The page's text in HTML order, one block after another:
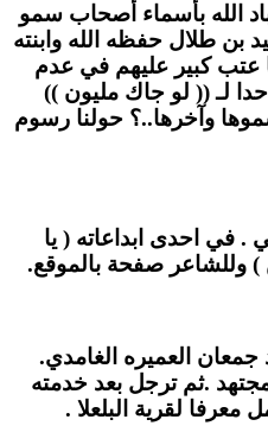
الله بأسماء أصحاب سمو
بن طلال حفظه الله وابنته
كبير عليهم في عدم
لـ (( لو جاك مليون ))
وآخرها..؟ حولنا رسوم
. في احدى ابداعاته ( يا
) وللشاعر صفحة بالموقع.
جمعان العميره الغامدي.
.ثم ترجل بعد خدمته